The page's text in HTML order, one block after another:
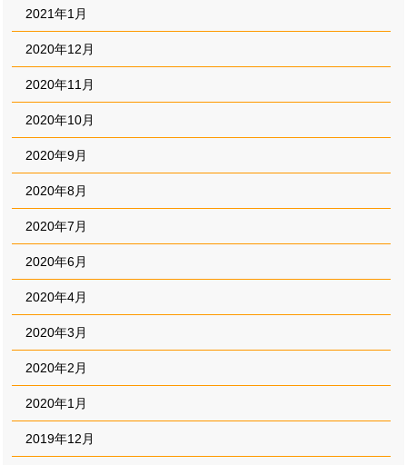
2021年1月
2020年12月
2020年11月
2020年10月
2020年9月
2020年8月
2020年7月
2020年6月
2020年4月
2020年3月
2020年2月
2020年1月
2019年12月